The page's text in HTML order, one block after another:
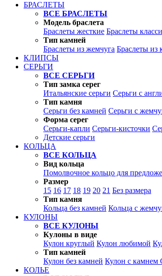
БРАСЛЕТЫ
ВСЕ БРАСЛЕТЫ
Модель браслета
Браслеты жесткие Браслеты
Тип камней
Браслеты из жемчуга Браслеты из
КЛИПСЫ
СЕРЬГИ
ВСЕ СЕРЬГИ
Тип замка серег
Итальянские серьги Серьги с
Тип камня
Серьги без камней Серьги с
Форма серег
Серьги-капли Серьги-кисточки
Детские серьги
КОЛЬЦА
ВСЕ КОЛЬЦА
Вид кольца
Помолвочное кольцо для
Размер
15 16 17 18 19 20 21 Без размера
Тип камня
Кольца без камней Кольца с
КУЛОНЫ
ВСЕ КУЛОНЫ
Кулоны в виде
Кулон круглый Кулон любимой
Тип камней
Кулон без камней Кулон с камнем
КОЛЬЕ